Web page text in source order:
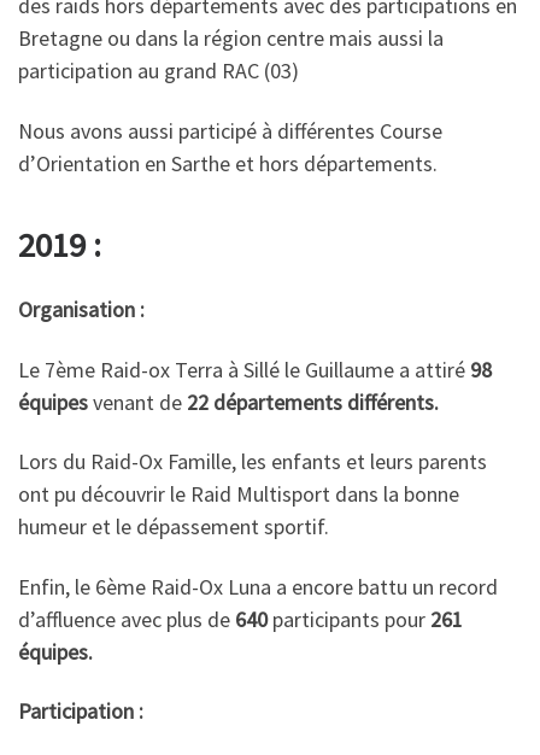
Bretagne ou dans la région centre mais aussi la
participation au grand RAC (03)
Nous avons aussi participé à différentes Course
d’Orientation en Sarthe et hors départements.
2019 :
Organisation :
Le 7ème Raid-ox Terra à Sillé le Guillaume a attiré 98
équipesvenant de 22 départements différents.
Lors du Raid-Ox Famille, les enfants et leurs parents
ont pu découvrir le Raid Multisport dans la bonne
humeur et le dépassement sportif.
Enfin, le 6ème Raid-Ox Luna a encore battu un record
d’affluence avec plus de 640participants pour 261
équipes.
Participation :